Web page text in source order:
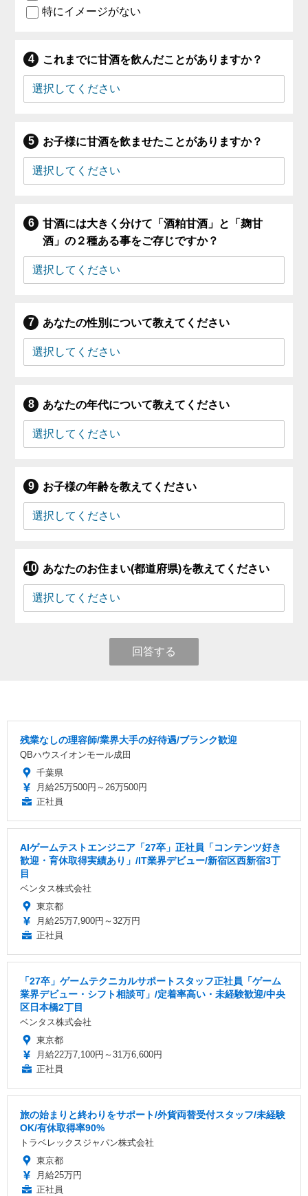
特にイメージがない
これまでに甘酒を飲んだことがありますか？
お子様に甘酒を飲ませたことがありますか？
甘酒には大きく分けて「酒粕甘酒」と「麹甘
酒」の２種ある事をご存じですか？
あなたの性別について教えてください
あなたの年代について教えてください
お子様の年齢を教えてください
あなたのお住まい(都道府県)を教えてください
回答する
残業なしの理容師/業界大手の好待遇/ブランク歓迎
QBハウスイオンモール成田
千葉県
月給25万500円～26万500円
正社員
AIゲームテストエンジニア「27卒」正社員「コンテンツ好き
歓迎・育休取得実績あり」/IT業界デビュー/新宿区西新宿3丁
目
ベンタス株式会社
東京都
月給25万7,900円～32万円
正社員
「27卒」ゲームテクニカルサポートスタッフ正社員「ゲーム
業界デビュー・シフト相談可」/定着率高い・未経験歓迎/中央
区日本橋2丁目
ベンタス株式会社
東京都
月給22万7,100円～31万6,600円
正社員
旅の始まりと終わりをサポート/外貨両替受付スタッフ/未経験
OK/有休取得率90%
トラベレックスジャパン株式会社
東京都
月給25万円
正社員